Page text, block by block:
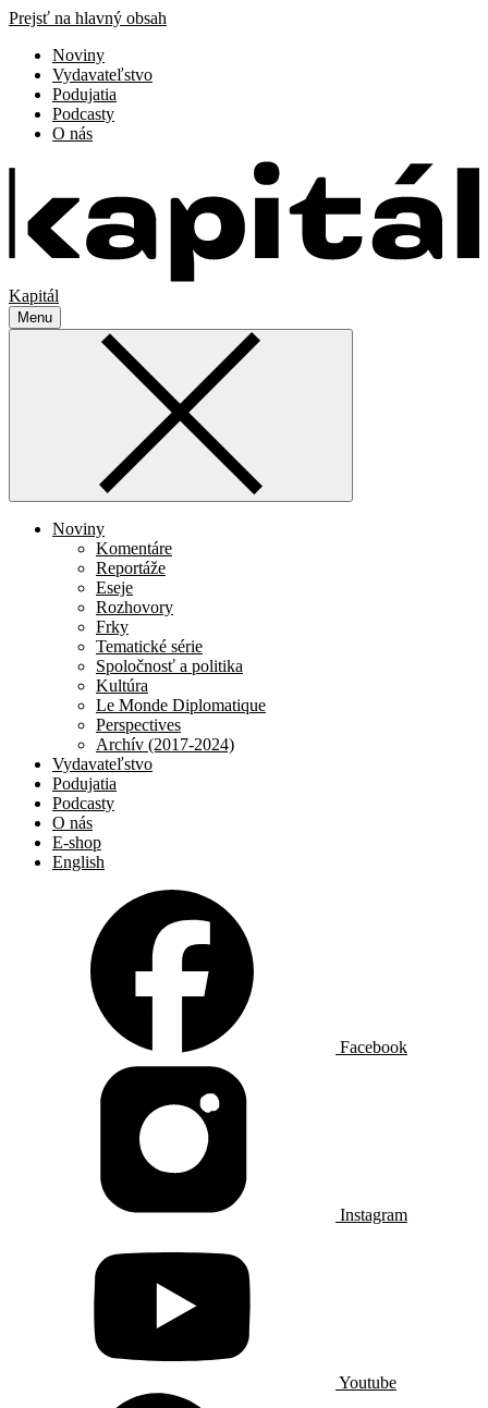
Prejsť na hlavný obsah
Noviny
Vydavateľstvo
Podujatia
Podcasty
O nás
Kapitál
Menu
Noviny
Komentáre
Reportáže
Eseje
Rozhovory
Frky
Tematické série
Spoločnosť a politika
Kultúra
Le Monde Diplomatique
Perspectives
Archív (2017-2024)
Vydavateľstvo
Podujatia
Podcasty
O nás
E-shop
English
Facebook
Instagram
Youtube